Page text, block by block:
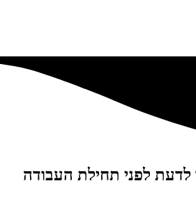
לפני תחילת העבודה